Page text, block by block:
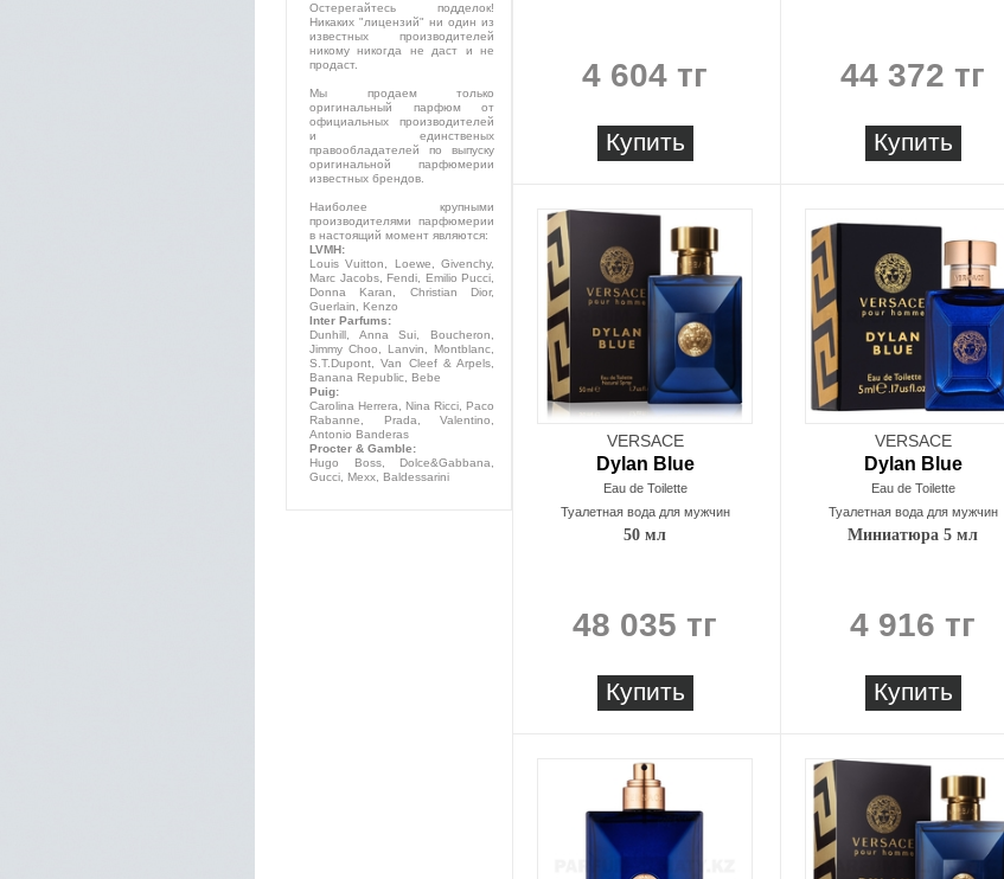
4 604 тг
Купить
44 372 тг
Купить
VERSACE
Dylan Blue
Eau de Toilette
Туалетная вода для мужчин
50 мл
48 035 тг
Купить
VERSACE
Dylan Blue
Eau de Toilette
Туалетная вода для мужчин
Миниатюра 5 мл
4 916 тг
Купить
Остерегайтесь подделок!
Никаких "лицензий" ни один из
известных производителей
никому никогда не даст и не
продаст.
Мы продаем только
оригинальный парфюм от
официальных производителей
и единственых
правообладателей по выпуску
оригинальной парфюмерии
известных брендов.
Наиболее крупными
производителями парфюмерии
в настоящий момент являются:
LVMH:
Louis Vuitton, Loewe, Givenchy,
Marc Jacobs, Fendi, Emilio Pucci,
Donna Karan, Christian Dior,
Guerlain, Kenzo
Inter Parfums:
Dunhill, Anna Sui, Boucheron,
Jimmy Choo, Lanvin, Montblanc,
S.T.Dupont, Van Cleef & Arpels,
Banana Republic, Bebe
Puig:
Carolina Herrera, Nina Ricci, Paco
Rabanne, Prada, Valentino,
Antonio Banderas
Procter & Gamble:
Hugo Boss, Dolce&Gabbana,
Gucci, Mexx, Baldessarini